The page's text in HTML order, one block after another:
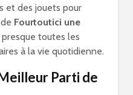
et des jouets pour
Fourtoutici une
toutes les
à la vie quotidienne.
Parti de